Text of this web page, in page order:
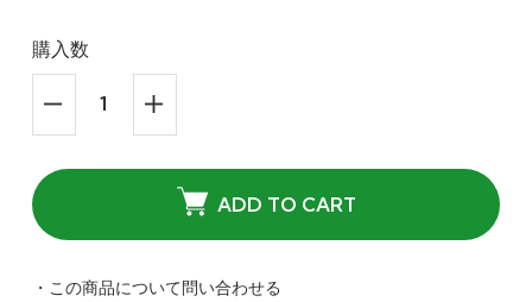
購入数
ADD TO CART
・この商品について問い合わせる